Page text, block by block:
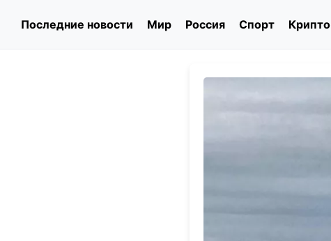
Последние новости Мир Россия Спорт Крипто